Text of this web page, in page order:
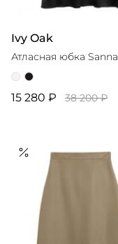
Ivy Oak
Атласная юбка Sanna
15 280 ₽ 38 200 ₽